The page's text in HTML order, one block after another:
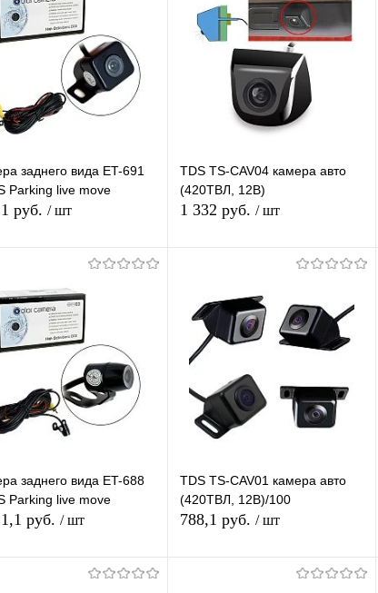
в 1
сравнению
В наличии
Купить в 1
клик
К
сравнению
В избранное Под заказ
заднего вида ET-691
Parking live move
руб. / шт
в 1
сравнению
Под заказ
TDS TS-CAV04 камера авто
(420ТВЛ, 12В)
1 332 руб. / шт
Купить в 1
клик
К
сравнению
В избранное
Недоступно
заднего вида ET-688
Parking live move
руб. / шт
TDS TS-CAV01 камера авто
(420ТВЛ, 12В)/100
788,1 руб. / шт